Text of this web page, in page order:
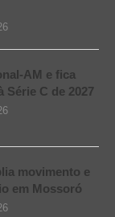
AM e fica
Série C de 2027
movimento e
em Mossoró